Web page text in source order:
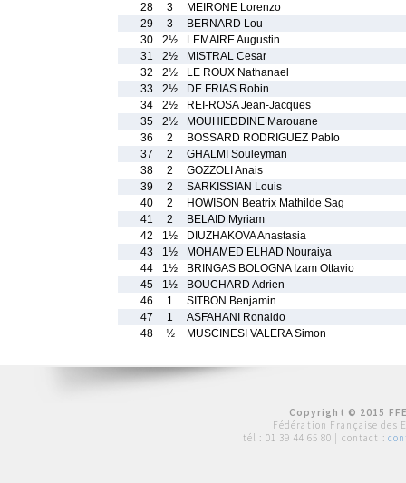
28
3
MEIRONE Lorenzo
29
3
BERNARD Lou
30
2½
LEMAIRE Augustin
31
2½
MISTRAL Cesar
32
2½
LE ROUX Nathanael
33
2½
DE FRIAS Robin
34
2½
REI-ROSA Jean-Jacques
35
2½
MOUHIEDDINE Marouane
36
2
BOSSARD RODRIGUEZ Pablo
37
2
GHALMI Souleyman
38
2
GOZZOLI Anais
39
2
SARKISSIAN Louis
40
2
HOWISON Beatrix Mathilde Sag
41
2
BELAID Myriam
42
1½
DIUZHAKOVA Anastasia
43
1½
MOHAMED ELHAD Nouraiya
44
1½
BRINGAS BOLOGNA Izam Ottavio
45
1½
BOUCHARD Adrien
46
1
SITBON Benjamin
47
1
ASFAHANI Ronaldo
48
½ MUSCINESI VALERA Simon
Copyright © 2015
Fédération Française des
tél : 01 39 44 65 80 | contact :